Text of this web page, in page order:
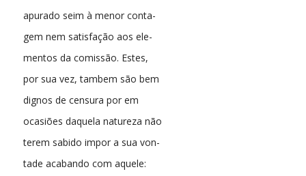
apurado seim à menor conta-
gem nem satisfação aos ele-
mentos da comissão. Estes,
por sua vez, tambem são bem
dignos de censura por em
ocasiões daquela natureza não
terem sabido impor a sua von-
tade acabando com aquele: